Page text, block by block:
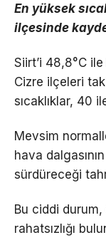
En yüksek
ilçesinde
Siirt’i 48,8°C ile
Cizre ilçeleri
sıcaklıklar, 40
Mevsim
hava
sürdüreceği
Bu ciddi
rahatsızlığı